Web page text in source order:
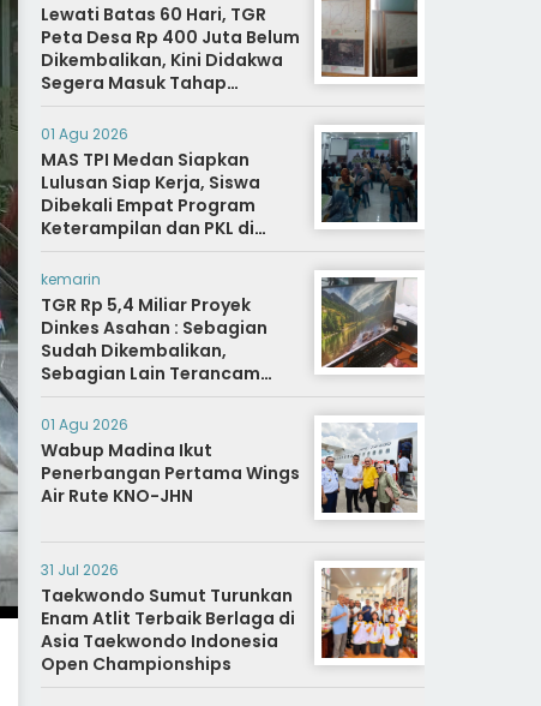
Lewati Batas 60 Hari, TGR
Peta Desa Rp 400 Juta Belum
Dikembalikan, Kini Didakwa
Segera Masuk Tahap
Penyidikan
01 Agu 2026
MAS TPI Medan Siapkan
Lulusan Siap Kerja, Siswa
Dibekali Empat Program
Keterampilan dan PKL di
Dunia Industri
kemarin
TGR Rp 5,4 Miliar Proyek
Dinkes Asahan : Sebagian
Sudah Dikembalikan,
Sebagian Lain Terancam
Sanksi Hukuman Berat
01 Agu 2026
Wabup Madina Ikut
Penerbangan Pertama Wings
Air Rute KNO-JHN
31 Jul 2026
Taekwondo Sumut Turunkan
Enam Atlit Terbaik Berlaga di
Asia Taekwondo Indonesia
Open Championships